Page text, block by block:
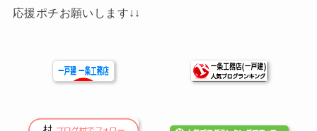
応援ポチお願いします↓↓